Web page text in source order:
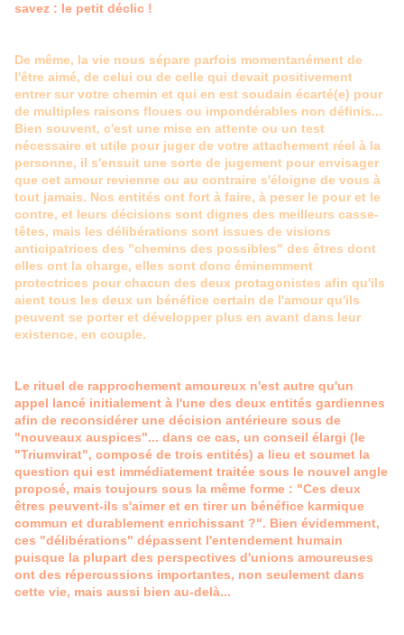
savez : le petit déclic !
De même, la vie nous sépare parfois momentanément de
l'être aimé, de celui ou de celle qui devait positivement
entrer sur votre chemin et qui en est soudain écarté(e) pour
de multiples raisons floues ou impondérables non définis...
Bien souvent, c'est une mise en attente ou un test
nécessaire et utile pour juger de votre attachement réel à la
personne, il s'ensuit une sorte de jugement pour envisager
que cet amour revienne ou au contraire s'éloigne de vous à
tout jamais. Nos entités ont fort à faire, à peser le pour et le
contre, et leurs décisions sont dignes des meilleurs casse-
têtes, mais les délibérations sont issues de visions
anticipatrices des "chemins des possibles" des êtres dont
elles ont la charge, elles sont donc éminemment
protectrices pour chacun des deux protagonistes afin qu'ils
aient tous les deux un bénéfice certain de l'amour qu'ils
peuvent se porter et développer plus en avant dans leur
existence, en couple.
Le rituel de rapprochement amoureux n'est autre qu'un
appel lancé initialement à l'une des deux entités gardiennes
afin de reconsidérer une décision antérieure sous de
"nouveaux auspices"... dans ce cas, un conseil élargi (le
"Triumvirat", composé de trois entités) a lieu et soumet la
question qui est immédiatement traitée sous le nouvel angle
proposé, mais toujours sous la même forme : "Ces deux
êtres peuvent-ils s'aimer et en tirer un bénéfice karmique
commun et durablement enrichissant ?". Bien évidemment,
ces "délibérations" dépassent l'entendement humain
puisque la plupart des perspectives d'unions amoureuses
ont des répercussions importantes, non seulement dans
cette vie, mais aussi bien au-delà...